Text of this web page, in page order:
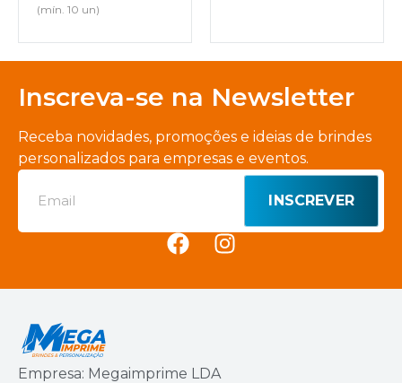
(mín. 10 un)
Inscreva-se na Newsletter
Receba novidades, promoções e ideias de brindes
personalizados para empresas e eventos.
INSCREVER
Empresa: Megaimprime LDA